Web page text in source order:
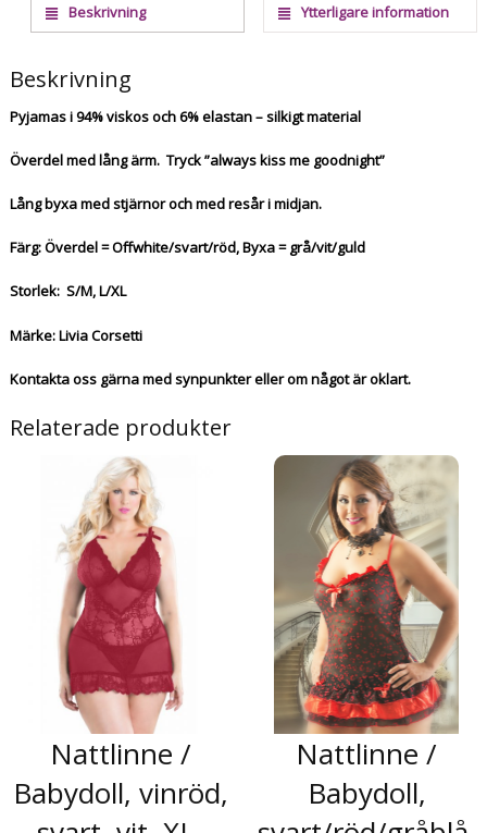
Beskrivning Ytterligare information
Beskrivning
Pyjamas i 94% viskos och 6% elastan – silkigt material
Överdel med lång ärm. Tryck ”always kiss me goodnight”
Lång byxa med stjärnor och med resår i midjan.
Färg: Överdel = Offwhite/svart/röd, Byxa = grå/vit/guld
Storlek: S/M, L/XL
Märke: Livia Corsetti
Kontakta oss gärna med synpunkter eller om något är oklart.
Relaterade produkter
Nattlinne /
Babydoll, vinröd,
Nattlinne /
Babydoll,